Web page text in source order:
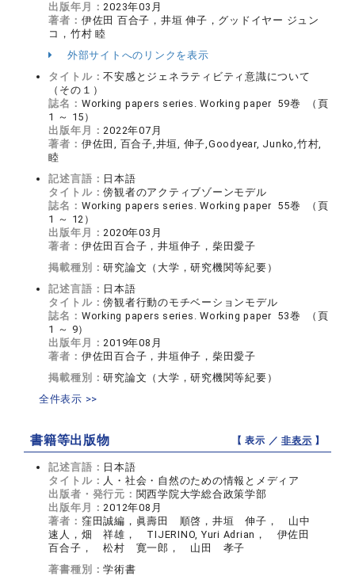
出版年月：2023年03月
著者： 伊佐田 百合子，井垣 伸子，グッドイヤー ジュン
コ，竹村 睦
外部サイトへのリンクを表示
タイトル：不安感とジェネラティビティ意識について
（その１）
誌名： Working papers series. Working paper 59巻 （頁
1 ～ 15）
出版年月：2022年07月
著者： 伊佐田, 百合子,井垣, 伸子,Goodyear, Junko,竹村,
睦
記述言語： 日本語
タイトル：傍観者のアクティブゾーンモデル
誌名： Working papers series. Working paper 55巻 （頁
1 ～ 12）
出版年月：2020年03月
著者： 伊佐田百合子，井垣伸子，柴田愛子
掲載種別：研究論文（大学，研究機関等紀要）
記述言語： 日本語
タイトル：傍観者行動のモチベーションモデル
誌名： Working papers series. Working paper 53巻 （頁
1 ～ 9）
出版年月：2019年08月
著者： 伊佐田百合子，井垣伸子，柴田愛子
掲載種別：研究論文（大学，研究機関等紀要）
全件表示 >>
書籍等出版物 【 表示 ／非表示 】
記述言語： 日本語
タイトル： 人・社会・自然のための情報とメディア
出版者・発行元： 関西学院大学総合政策学部
出版年月：2012年08月
著者： 窪田誠編，眞壽田 順啓，井垣 伸子， 山中
速人，畑 祥雄， TIJERINO, Yuri Adrian， 伊佐田
百合子， 松村 寛一郎， 山田 孝子
著書種別：学術書